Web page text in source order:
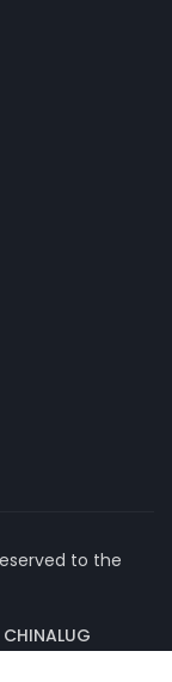
to the
CHINALUG